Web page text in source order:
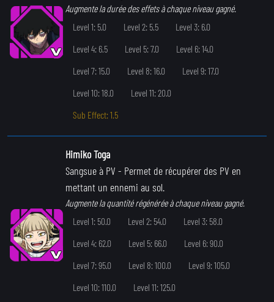
Augmente la durée des effets à chaque niveau gagné.
Level 1: 5.0
Level 2: 5.5
Level 3: 6.0
Level 4: 6.5
Level 5: 7.0
Level 6: 14.0
Level 7: 15.0
Level 8: 16.0
Level 9: 17.0
Level 10: 18.0
Level 11: 20.0
Sub Effect: 1.5
Himiko Toga
Sangsue à PV - Permet de récupérer des PV en
mettant un ennemi au sol.
Augmente la quantité régénérée à chaque niveau gagné.
Level 1: 50.0
Level 2: 54.0
Level 3: 58.0
Level 4: 62.0
Level 5: 66.0
Level 6: 90.0
Level 7: 95.0
Level 8: 100.0
Level 9: 105.0
Level 10: 110.0
Level 11: 125.0